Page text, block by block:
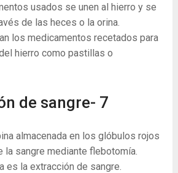
usados ​​se unen al hierro y se
de las heces o la orina.
los medicamentos recetados para
hierro como pastillas o
de sangre- 7
almacenada en los glóbulos rojos
la sangre mediante flebotomía.
es la extracción de sangre.